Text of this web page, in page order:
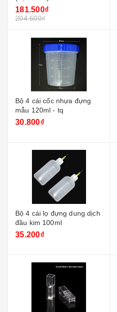
181.500₫
204.600₫
Bộ 4 cái cốc nhựa đựng
mẫu 120ml - tq
30.800₫
Bộ 4 cái lọ đựng dung dịch
đầu kim 100ml
35.200₫